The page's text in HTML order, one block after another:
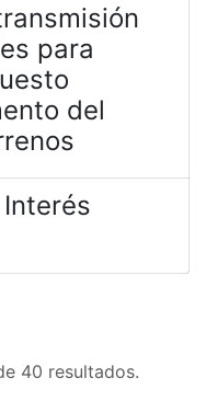
para
del
40 resultados.